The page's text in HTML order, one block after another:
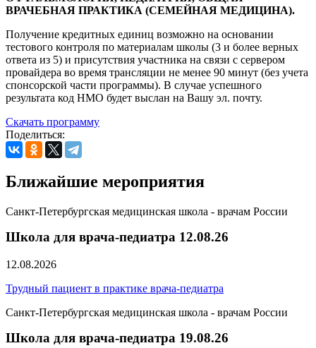
ВРАЧЕБНАЯ ПРАКТИКА (СЕМЕЙНАЯ МЕДИЦИНА).
Получение кредитных единиц возможно на основании
тестового контроля по материалам школы (3 и более верных
ответа из 5) и присутствия участника на связи с сервером
провайдера во время трансляции не менее 90 минут (без учета
спонсорской части программы). В случае успешного
результата код НМО будет выслан на Вашу эл. почту.
Скачать программу
Поделиться:
Ближайшие мероприятия
Санкт-Петербургская медицинская школа - врачам России
Школа для врача-педиатра 12.08.26
12.08.2026
Трудный пациент в практике врача-педиатра
Санкт-Петербургская медицинская школа - врачам России
Школа для врача-педиатра 19.08.26